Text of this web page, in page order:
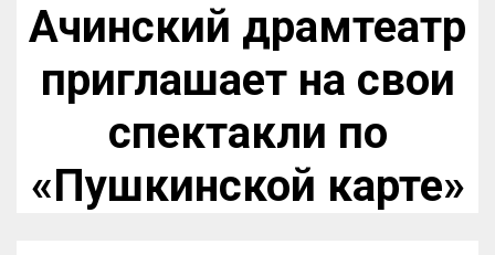
Ачинский драмтеатр
приглашает на свои
спектакли по
«Пушкинской карте»